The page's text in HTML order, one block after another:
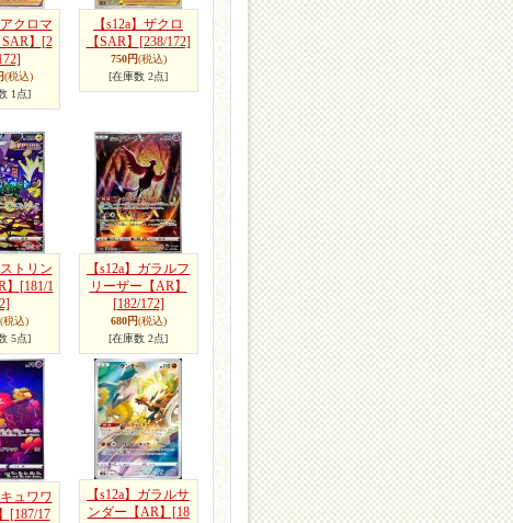
アクロマ
】
[2
(税込)
1点]
【s12a】ザクロ
【SAR】
[238/172]
750円(税込)
[在庫数 2点]
ストリン
[181/1
(税込)
5点]
【s12a】ガラルフ
リーザー【AR】
[182/172]
680円(税込)
[在庫数 2点]
キュワワ
[187/17
【s12a】ガラルサ
ンダー【AR】
[18